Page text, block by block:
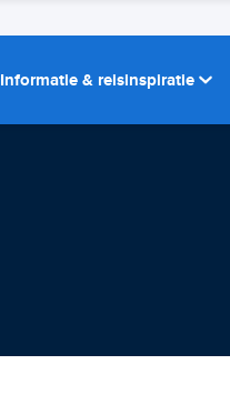
Informatie & reisinspiratie